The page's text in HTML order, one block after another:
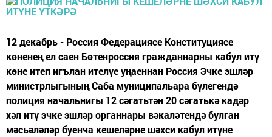
12 декабрь - Россия Федерациясе Конституциясе
көненең ел саен Бөтенроссия гражданнарны кабул итү
көне итеп игълан ителүе уңаеннан Россия Эчке эшләр
министрлыгының Саба муниципальара бүлегендә
полиция начальнигы 12 сәгатьтән 20 сәгатькә кадәр
хәл итү эчке эшләр органнары вәкаләтендә булган
мәсьәләләр буенча кешеләрне шәхси кабул итүне